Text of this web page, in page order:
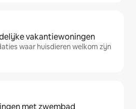
vakantiewoningen
waar huisdieren welkom zijn
met zwembad